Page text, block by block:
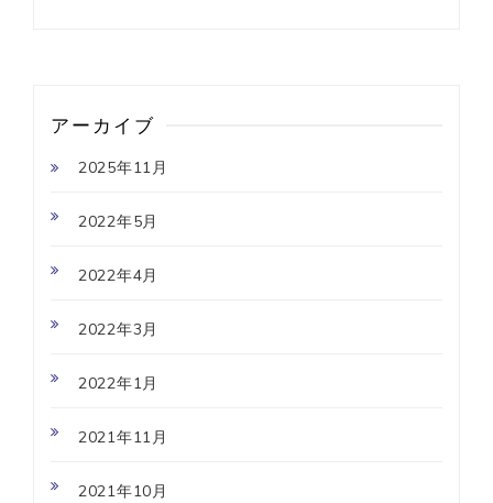
アーカイブ
2025年11月
2022年5月
2022年4月
2022年3月
2022年1月
2021年11月
2021年10月